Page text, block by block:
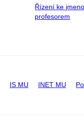
Řízení ke
profesorem
IS MU INET MU